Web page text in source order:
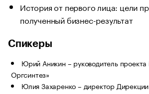
История от первого лица: цели
полученный бизнес-результат
Спикеры
Юрий Аникин – руководитель
Оргсинтез»
Юлия Захаренко – директор